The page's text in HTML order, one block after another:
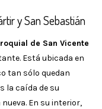
y San Sebastián
de San Vicente
Está ubicada en
tan sólo quedan
la caída de su
En su interior,